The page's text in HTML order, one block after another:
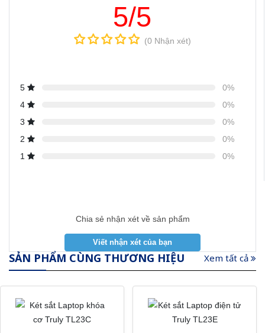
5/5
(0 Nhận xét)
5
0%
4
0%
3
0%
2
0%
1
0%
Chia sẻ nhận xét về sản phẩm
SẢN PHẨM CÙNG THƯƠNG HIỆU Xem tất cả